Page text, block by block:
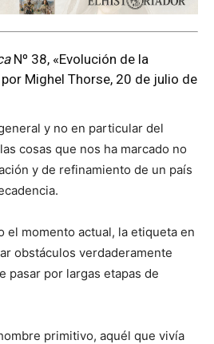
Nº 38, «Evolución de la
Mighel Thorse, 20 de julio de
y no en particular del
cosas que nos ha marcado no
y de refinamiento de un país
el momento actual, la etiqueta en
obstáculos verdaderamente
pasar por largas etapas de
primitivo, aquél que vivía